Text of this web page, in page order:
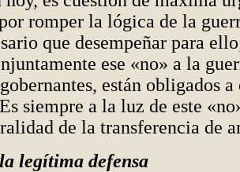
romper la lógica de la
que desempeñar para
ese «no» a la
están obligados a
Es siempre a la luz de este
de la transferencia de
legítima defensa